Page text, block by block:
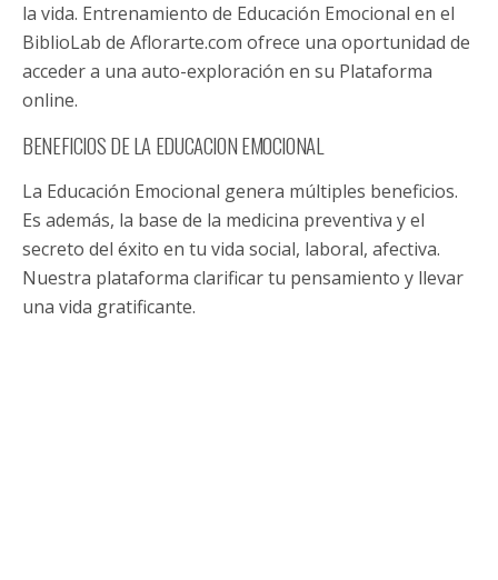
la vida. Entrenamiento de Educación Emocional en el
BiblioLab de Aflorarte.com ofrece una oportunidad de
acceder a una auto-exploración en su Plataforma
online.
BENEFICIOS DE LA EDUCACION EMOCIONAL
La Educación Emocional genera múltiples beneficios.
Es además, la base de la medicina preventiva y el
secreto del éxito en tu vida social, laboral, afectiva.
Nuestra plataforma clarificar tu pensamiento y llevar
una vida gratificante.